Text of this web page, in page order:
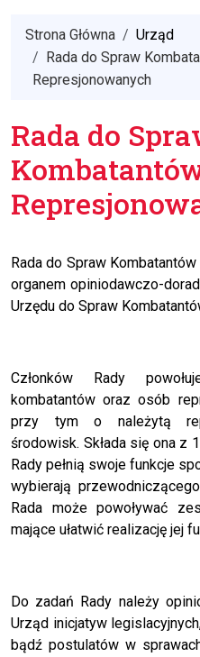
Strona Główna
Urząd
Rada do Spraw
Represjonowanych
Rada do
Rada do Spraw
organem opiniodawczo-
Urzędu do Spraw
Członków Rady
kombatantów oraz osób
przy tym o należytą
środowisk. Składa się ona z
Rady pełnią swoje funkcje
wybierają
Rada może powoływać
mające ułatwić realizację jej
Do zadań Rady należy
Urząd inicjatyw
bądź postulatów w